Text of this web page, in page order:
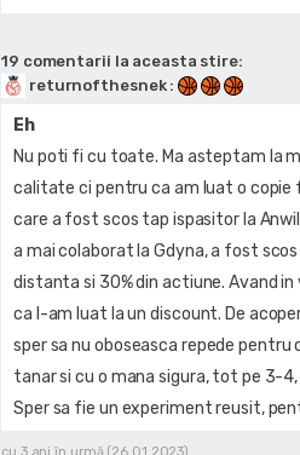
19 comentarii la aceasta stire:
returnofthesnek :
Eh
Nu poti fi cu toate. Ma asteptam la
calitate ci pentru ca am luat o copie
care a fost scos tap ispasitor la
a mai colaborat la Gdyna, a fost
distanta si 30% din actiune. Avand
ca l-am luat la un discount. De
sper sa nu oboseasca repede
tanar si cu o mana sigura, tot pe 3-
Sper sa fie un experiment reusit,